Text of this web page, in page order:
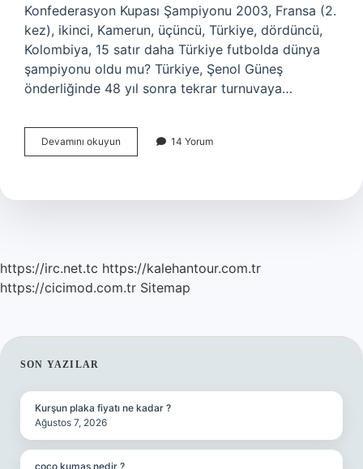
Konfederasyon Kupası Şampiyonu 2003, Fransa (2.
kez), ikinci, Kamerun, üçüncü, Türkiye, dördüncü,
Kolombiya, 15 satır daha Türkiye futbolda dünya
şampiyonu oldu mu? Türkiye, Şenol Güneş
önderliğinde 48 yıl sonra tekrar turnuvaya…
Devamını okuyun
Milli
Zaman
14 Yorum
https://irc.net.tc https://kalehantour.com.tr
https://cicimod.com.tr Sitemap
SIDEBAR
SON YAZILAR
Kurşun plaka fiyatı ne kadar ?
Ağustos 7, 2026
coco kumaş nedir ?